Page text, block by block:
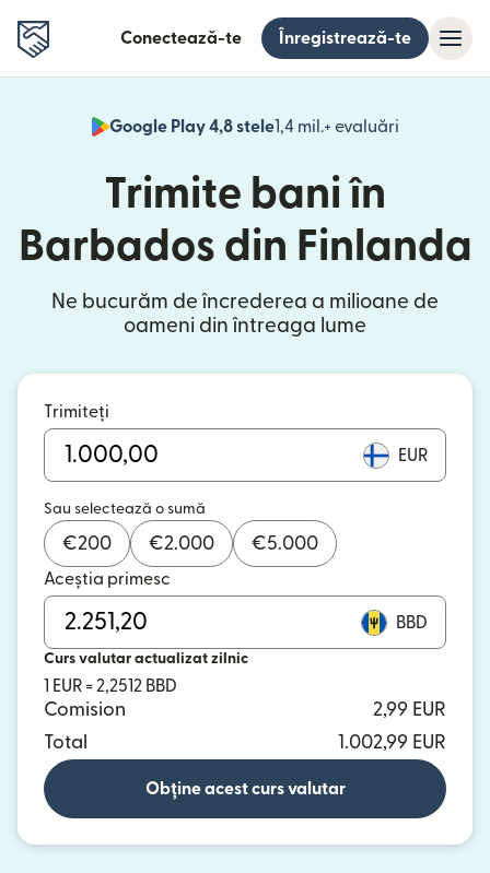
Conectează-te Înregistrează-te
Google Play 4,8 stele1,4 mil.+ evaluări
(se
Trimite bani în
Barbados din Finlanda
Ne bucurăm de încrederea a milioane de
oameni din întreaga lume
Trimiteți
EUR
Sau selectează o sumă
€200 €2.000 €5.000
Aceștia primesc
BBD
Curs valutar actualizat zilnic
1 EUR = 2,2512 BBD
Comision
2,99 EUR
Total
1.002,99 EUR
Obține acest curs valutar